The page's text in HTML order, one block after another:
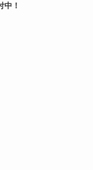
中！